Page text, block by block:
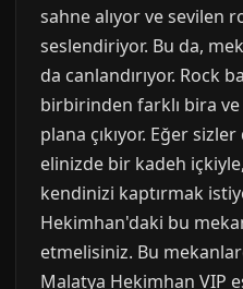
sahne alıyor ve sevilen
seslendiriyor. Bu da,
da canlandırıyor. Rock
birbirinden farklı bira
plana çıkıyor. Eğer
elinizde bir kadeh
kendinizi kaptırmak
Hekimhan'daki bu
etmelisiniz. Bu
Malatya Hekimhan VIP